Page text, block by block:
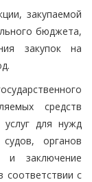
закупаемой
бюджета,
закупок на
средств
для нужд
органов
и заключение
соответствии с